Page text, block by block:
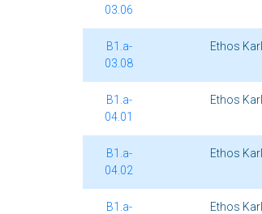
03.06
B1.a-
03.08
Ethos
B1.a-
04.01
Ethos
B1.a-
04.02
Ethos
B1.a-
Ethos